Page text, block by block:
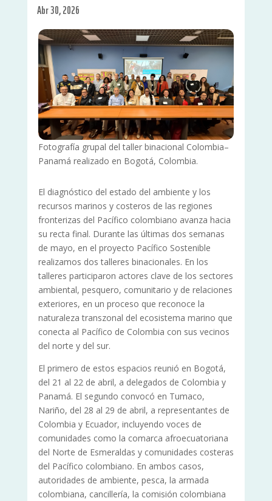
Abr 30, 2026
Fotografía grupal del taller binacional Colombia–
Panamá realizado en Bogotá, Colombia.
El diagnóstico del estado del ambiente y los
recursos marinos y costeros de las regiones
fronterizas del Pacífico colombiano avanza hacia
su recta final. Durante las últimas dos semanas
de mayo, en el proyecto Pacífico Sostenible
realizamos dos talleres binacionales. En los
talleres participaron actores clave de los sectores
ambiental, pesquero, comunitario y de relaciones
exteriores, en un proceso que reconoce la
naturaleza transzonal del ecosistema marino que
conecta al Pacífico de Colombia con sus vecinos
del norte y del sur.
El primero de estos espacios reunió en Bogotá,
del 21 al 22 de abril, a delegados de Colombia y
Panamá. El segundo convocó en Tumaco,
Nariño, del 28 al 29 de abril, a representantes de
Colombia y Ecuador, incluyendo voces de
comunidades como la comarca afroecuatoriana
del Norte de Esmeraldas y comunidades costeras
del Pacífico colombiano. En ambos casos,
autoridades de ambiente, pesca, la armada
colombiana, cancillería, la comisión colombiana